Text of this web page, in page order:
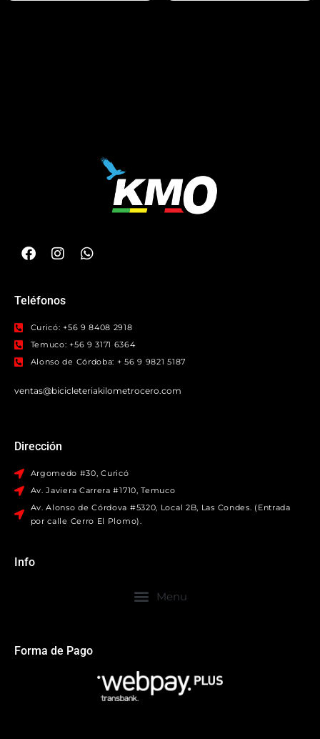
Teléfonos
Curicó: +56 9 8408 2918
Temuco: +56 9 3171 6364
Alonso de Córdoba: + 56 9 9821 5187
ventas@bicicleteriakilometrocero.com
Dirección
Argomedo #30, Curicó
Av. Javiera Carrera #1710, Temuco
Av. Alonso de Córdova #5320, Local 2B, Las Condes. (Entrada
por calle Cerro El Plomo).
Info
Forma de Pago